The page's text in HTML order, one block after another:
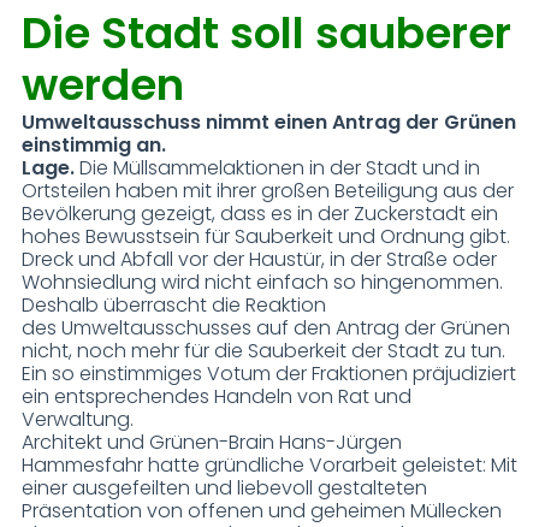
Die Stadt soll sauberer
werden
Umweltausschuss nimmt einen Antrag der Grünen
einstimmig an.
Lage.Die Müllsammelaktionen in der Stadt und in
Ortsteilen haben mit ihrer großen Beteiligung aus der
Bevölkerung gezeigt, dass es in der Zuckerstadt ein
hohes Bewusstsein für Sauberkeit und Ordnung gibt.
Dreck und Abfall vor der Haustür, in der Straße oder
Wohnsiedlung wird nicht einfach so hingenommen.
Deshalb überrascht die Reaktion
des Umweltausschusses auf den Antrag der Grünen
nicht, noch mehr für die Sauberkeit der Stadt zu tun.
Ein so einstimmiges Votum der Fraktionen präjudiziert
ein entsprechendes Handeln von Rat und
Verwaltung.
Architekt und Grünen-Brain Hans-Jürgen
Hammesfahr hatte gründliche Vorarbeit geleistet: Mit
einer ausgefeilten und liebevoll gestalteten
Präsentation von offenen und geheimen Müllecken